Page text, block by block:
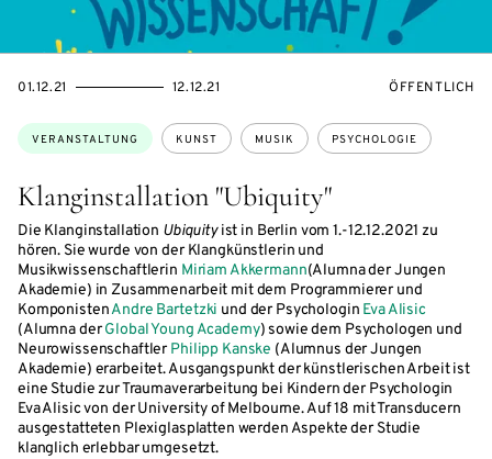
Klanginstallation "Ubiquity"
Die Klanginstallation Ubiquityist in Berlin vom 1.-12.12.2021 zu
hören. Sie wurde von der Klangkünstlerin und
Musikwissenschaftlerin Miriam Akkermann(Alumna der Jungen
Akademie) in Zusammenarbeit mit dem Programmierer und
KomponistenAndre Bartetzki und der Psychologin Eva Alisic
(Alumna derGlobal Young Academy) sowie dem Psychologen und
NeurowissenschaftlerPhilipp Kanske (Alumnus der Jungen
Akademie) erarbeitet. Ausgangspunkt der künstlerischen Arbeit ist
eine Studie zur Traumaverarbeitung bei Kindern der Psychologin
Eva Alisic von der University of Melbourne. Auf 18 mit Transducern
ausgestatteten Plexiglasplatten werden Aspekte der Studie
klanglich erlebbar umgesetzt.
Themen:
VERANSTALTUNG KUNST MUSIK PSYCHOLOGIE
EVENTBEGINSON
01.12.21
EVENTENDSON 12.12.21 ÖFFENTLICH